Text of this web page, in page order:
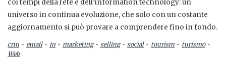
coi tempi della rete e dell’information technology: un
universo in continua evoluzione, che solo con un costante
aggiornamento si può provare a comprendere fino in fondo.
crm - email- in - marketing- selling- social- tourism - turismo-
Web